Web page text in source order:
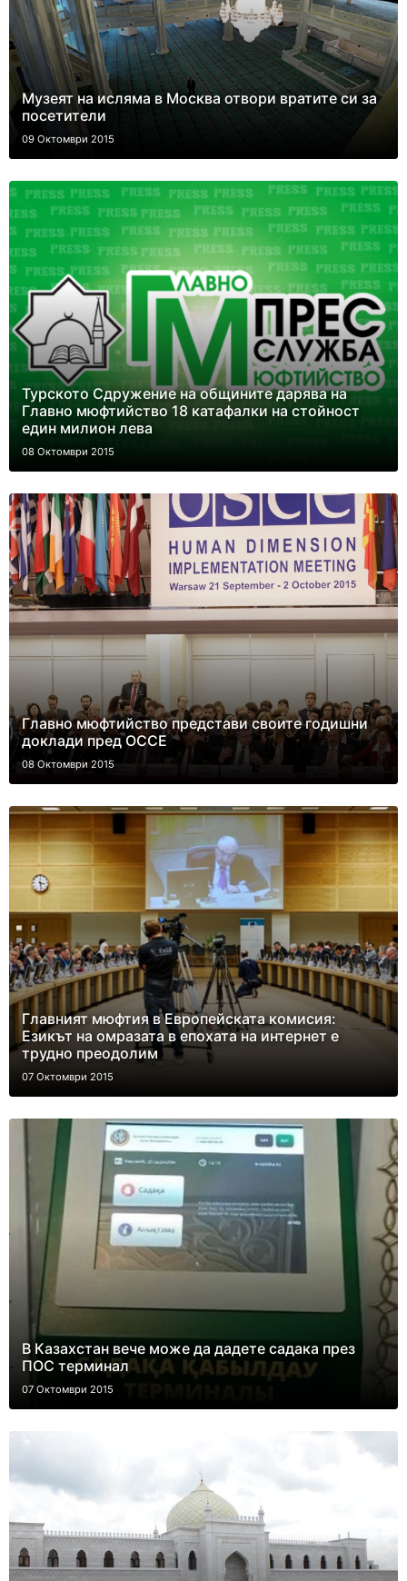
Музеят на исляма в Москва отвори вратите си за
посетители
09 Октомври 2015
Турското Сдружение на общините дарява на
Главно мюфтийство 18 катафалки на стойност
един милион лева
08 Октомври 2015
Главно мюфтийство представи своите годишни
доклади пред ОССЕ
08 Октомври 2015
Главният мюфтия в Европейската комисия:
Езикът на омразата в епохата на интернет е
трудно преодолим
07 Октомври 2015
В Казахстан вече може дa дадете садака през
ПОС терминал
07 Октомври 2015